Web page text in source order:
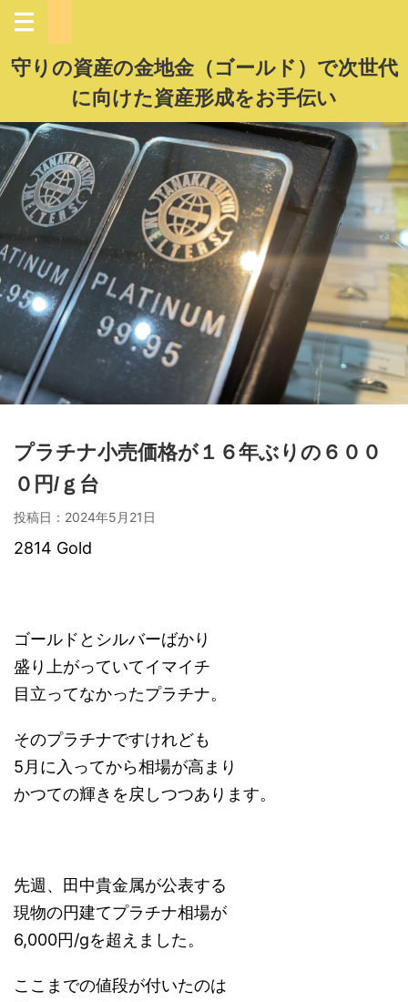
守りの資産の金地金（ゴールド）で次世代
に向けた資産形成をお手伝い
プラチナ小売価格が１６年ぶりの６００
０円/ｇ台
投稿日： 2024年5月21日
2814 Gold
ゴールドとシルバーばかり
盛り上がっていてイマイチ
目立ってなかったプラチナ。
そのプラチナですけれども
5月に入ってから相場が高まり
かつての輝きを戻しつつあります。
先週、田中貴金属が公表する
現物の円建てプラチナ相場が
6,000円/gを超えました。
ここまでの値段が付いたのは